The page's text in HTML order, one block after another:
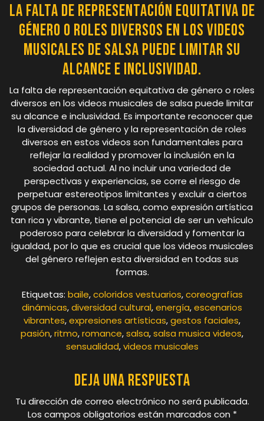
La falta de representación equitativa de
género o roles diversos en los videos
musicales de salsa puede limitar su
alcance e inclusividad.
La falta de representación equitativa de género o roles
diversos en los videos musicales de salsa puede limitar
su alcance e inclusividad. Es importante reconocer que
la diversidad de género y la representación de roles
diversos en estos videos son fundamentales para
reflejar la realidad y promover la inclusión en la
sociedad actual. Al no incluir una variedad de
perspectivas y experiencias, se corre el riesgo de
perpetuar estereotipos limitantes y excluir a ciertos
grupos de personas. La salsa, como expresión artística
tan rica y vibrante, tiene el potencial de ser un vehículo
poderoso para celebrar la diversidad y fomentar la
igualdad, por lo que es crucial que los videos musicales
del género reflejen esta diversidad en todas sus
formas.
Etiquetas: baile,coloridos vestuarios,coreografías
dinámicas,diversidad cultural,energía,escenarios
vibrantes,expresiones artísticas,gestos faciales,
pasión,ritmo,romance,salsa,salsa musica videos,
sensualidad,videos musicales
Deja una respuesta
Tu dirección de correo electrónico no será publicada.
Los campos obligatorios están marcados con *